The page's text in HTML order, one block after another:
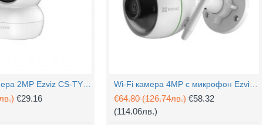
€29.16
€64.80(126.74лв.) €58.32
(114.06лв.)